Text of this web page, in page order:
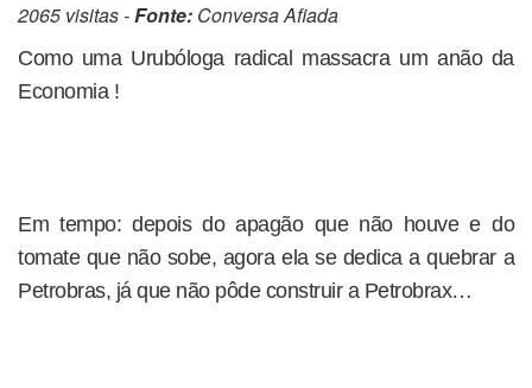
2065 visitas -Fonte: Conversa Afiada
Como uma Urubóloga radical massacra um anão da
Economia !
Em tempo: depois do apagão que não houve e do
tomate que não sobe, agora ela se dedica a quebrar a
Petrobras, já que não pôde construir a Petrobrax…